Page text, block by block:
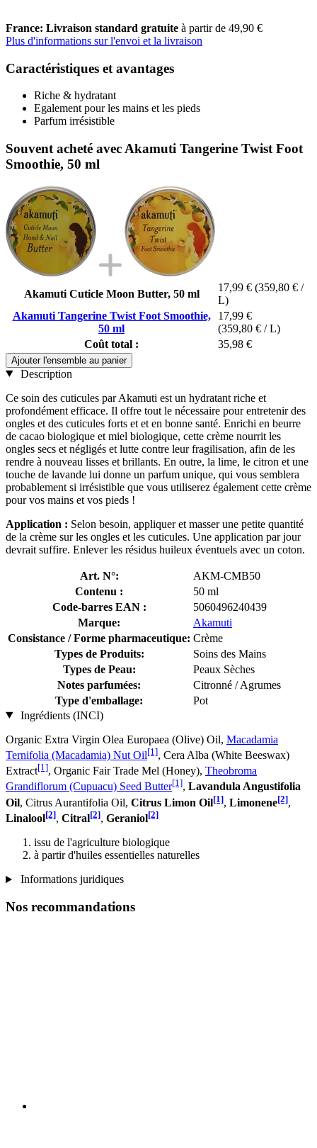
France: Livraison standard gratuite à partir de 49,90 €
Plus d'informations sur l'envoi et la livraison
Caractéristiques et avantages
Riche & hydratant
Egalement pour les mains et les pieds
Parfum irrésistible
Souvent acheté avec Akamuti Tangerine Twist Foot
Smoothie, 50 ml
Akamuti Cuticle Moon Butter, 50 ml
17,99 € (359,80 € /
L)
Akamuti Tangerine Twist Foot Smoothie,
50 ml
17,99 €
(359,80 € / L)
Coût total :
35,98 €
Ajouter l'ensemble au panier
Description
Ce soin des cuticules par Akamuti est un hydratant riche et
profondément efficace. Il offre tout le nécessaire pour entretenir des
ongles et des cuticules forts et et en bonne santé. Enrichi en beurre
de cacao biologique et miel biologique, cette crème nourrit les
ongles secs et négligés et lutte contre leur fragilisation, afin de les
rendre à nouveau lisses et brillants. En outre, la lime, le citron et une
touche de lavande lui donne un parfum unique, qui vous semblera
probablement si irrésistible que vous utiliserez également cette crème
pour vos mains et vos pieds !
Application : Selon besoin, appliquer et masser une petite quantité
de la crème sur les ongles et les cuticules. Une application par jour
devrait suffire. Enlever les résidus huileux éventuels avec un coton.
Art. N°:
AKM-CMB50
Contenu :
50 ml
Code-barres EAN :
5060496240439
Marque:
Akamuti
Consistance / Forme pharmaceutique: Crème
Types de Produits:
Soins des Mains
Types de Peau:
Peaux Sèches
Notes parfumées:
Citronné / Agrumes
Type d'emballage:
Pot
Ingrédients (INCI)
Organic Extra Virgin Olea Europaea (Olive) Oil, Macadamia
Ternifolia (Macadamia) Nut Oil[1], Cera Alba (White Beeswax)
Extract[1], Organic Fair Trade Mel (Honey), Theobroma
Grandiflorum (Cupuacu) Seed Butter[1], Lavandula Angustifolia
Oil, Citrus Aurantifolia Oil, Citrus Limon Oil[1], Limonene[2],
Linalool[2], Citral[2], Geraniol[2]
issu de l'agriculture biologique
à partir d'huiles essentielles naturelles
Informations juridiques
Nos recommandations